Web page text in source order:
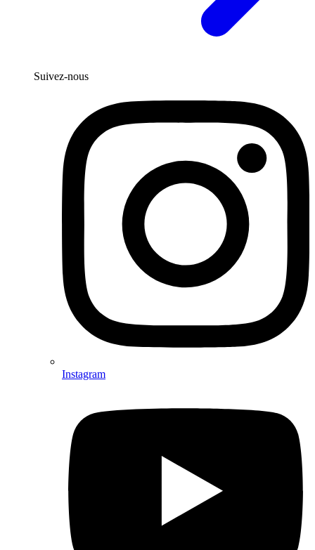
Suivez-nous
Instagram